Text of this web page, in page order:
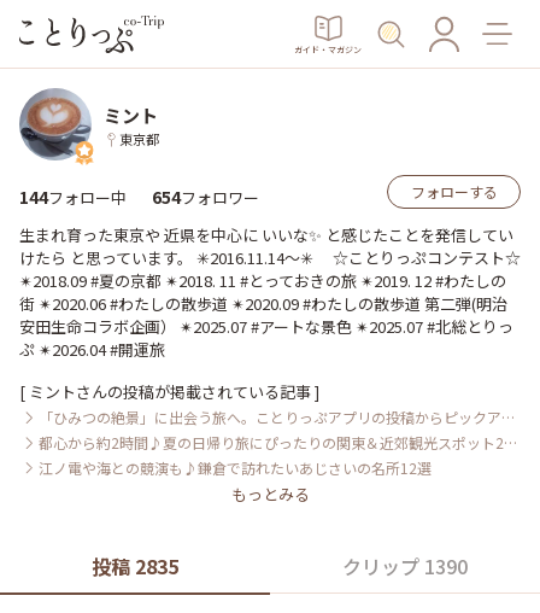
ガイド・マガジン
ミント
東京都
144フォロー中 654フォロワー フォローする
生まれ育った東京や 近県を中心に いいな✨ と感じたことを発信してい
けたら と思っています。 ✳︎2016.11.14〜✳︎ ☆ことりっぷコンテスト☆
✴︎2018.09 #夏の京都 ✴︎2018. 11 #とっておきの旅 ✴︎2019. 12 #わたしの
街 ✴︎2020.06 #わたしの散歩道 ✴︎2020.09 #わたしの散歩道 第二弾(明治
安田生命コラボ企画） ✴︎2025.07 #アートな景色 ✴︎2025.07 #北総とりっ
ぷ ✴︎2026.04 #開運旅
[ ミントさんの投稿が掲載されている記事 ]
「ひみつの絶景」に出会う旅へ。ことりっぷアプリの投稿からピックアッ
プ
都心から約2時間♪夏の日帰り旅にぴったりの関東＆近郊観光スポット21
選
江ノ電や海との競演も♪鎌倉で訪れたいあじさいの名所12選
もっとみる
投稿 2835 クリップ 1390